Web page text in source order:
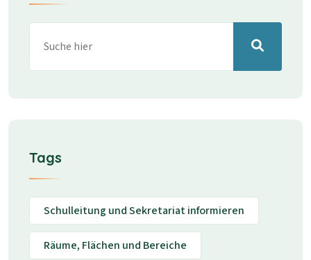
Tags
Schulleitung und Sekretariat informieren
Räume, Flächen und Bereiche